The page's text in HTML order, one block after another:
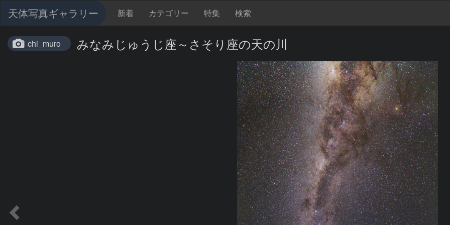
天体写真ギャラリー 新着 カテゴリー 特集 検索
chi_muro みなみじゅうじ座～さそり座の天の川